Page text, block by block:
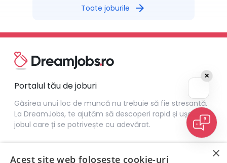
Toate joburile arrow_forward
Portalul tău de joburi
Găsirea unui loc de muncă nu trebuie să fie stresantă.
La DreamJobs, te ajutăm să descoperi rapid și ușor
jobul care ți se potrivește cu adevărat.
✕
×
Acest site web folosește cookie-uri